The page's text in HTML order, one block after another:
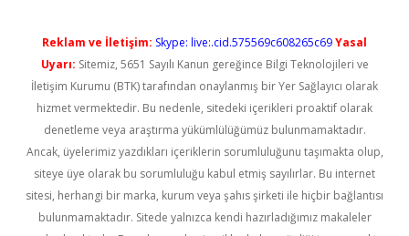
Reklam ve İletişim: Skype: live:.cid.575569c608265c69Yasal
Uyarı: Sitemiz, 5651 Sayılı Kanun gereğince Bilgi Teknolojileri ve
İletişim Kurumu (BTK) tarafından onaylanmış bir Yer Sağlayıcı olarak
hizmet vermektedir. Bu nedenle, sitedeki içerikleri proaktif olarak
denetleme veya araştırma yükümlülüğümüz bulunmamaktadır.
Ancak, üyelerimiz yazdıkları içeriklerin sorumluluğunu taşımakta olup,
siteye üye olarak bu sorumluluğu kabul etmiş sayılırlar. Bu internet
sitesi, herhangi bir marka, kurum veya şahıs şirketi ile hiçbir bağlantısı
bulunmamaktadır. Sitede yalnızca kendi hazırladığımız makaleler